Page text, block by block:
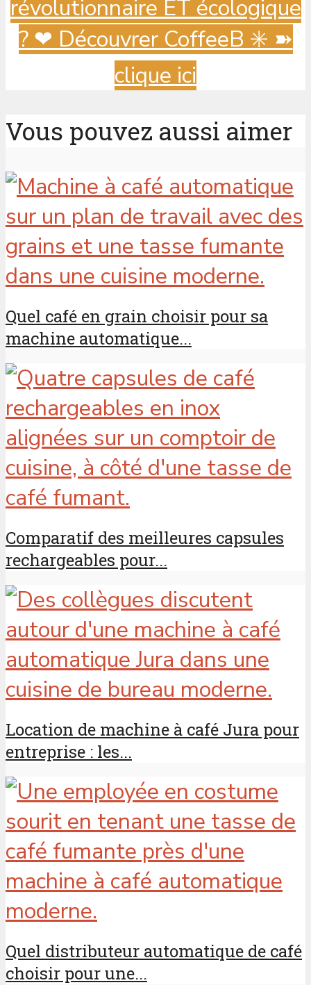
révolutionnaire ET écologique
? ️❤ Découvrer CoffeeB ✳️ ➽
clique ici
Vous pouvez aussi aimer
Quel café en grain choisir pour sa
machine automatique...
Comparatif des meilleures capsules
rechargeables pour...
Location de machine à café Jura pour
entreprise : les...
Quel distributeur automatique de café
choisir pour une...